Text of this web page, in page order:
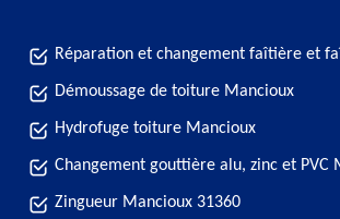
Réparation et changement faîtière et
Démoussage de toiture Mancioux
Hydrofuge toiture Mancioux
Changement gouttière alu, zinc et PVC
Zingueur Mancioux 31360